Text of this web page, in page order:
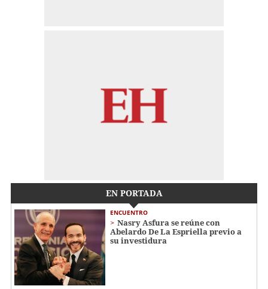
EN PORTADA
ENCUENTRO
Nasry Asfura se reúne con
Abelardo De La Espriella previo a
su investidura